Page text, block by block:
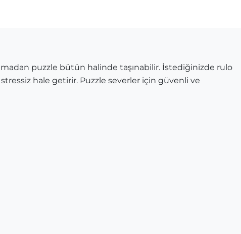
puzzle bütün halinde taşınabilir. İstediğinizde rulo
hale getirir. Puzzle severler için güvenli ve